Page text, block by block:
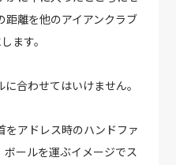
距離を他のアイアンクラブ
ます。
合わせてはいけません。
をアドレス時のハンドファ
ールを運ぶイメージでス